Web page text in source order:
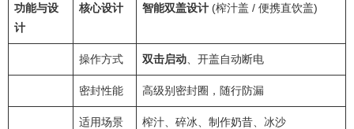
功能与设
计
核心设计 智能双盖设计 (榨汁盖 / 便携直饮盖)
操作方式 双击启动 、开盖自动断电
密封性能 高级别密封圈，随行防漏
适用场景 榨汁、碎冰、制作奶昔、冰沙